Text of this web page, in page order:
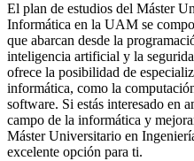
El plan de estudios del Máster
Informática en la UAM se
que abarcan desde la
inteligencia artificial y la
ofrece la posibilidad de
informática, como la
software. Si estás interesado en
campo de la informática y
Máster Universitario en
excelente opción para ti.